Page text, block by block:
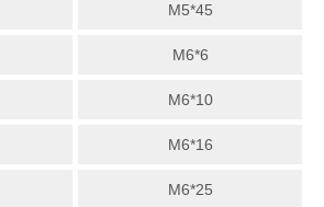
M5*45
M6*6
M6*10
M6*16
M6*25